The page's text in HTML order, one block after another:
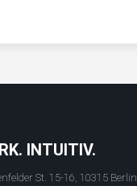
INTUITIV.
St. 15-16, 10315 Berlin